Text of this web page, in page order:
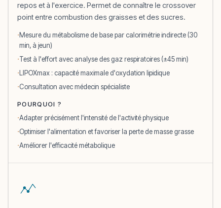
repos et à l'exercice. Permet de connaître le crossover
point entre combustion des graisses et des sucres.
Mesure du métabolisme de base par calorimétrie indirecte (30
min, à jeun)
Test à l'effort avec analyse des gaz respiratoires (±45 min)
LIPOXmax : capacité maximale d'oxydation lipidique
Consultation avec médecin spécialiste
POURQUOI ?
Adapter précisément l'intensité de l'activité physique
Optimiser l'alimentation et favoriser la perte de masse grasse
Améliorer l'efficacité métabolique